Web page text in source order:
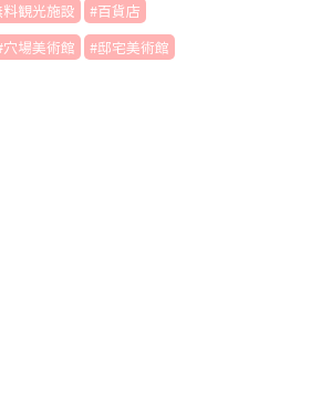
料観光施設
百貨店
穴場美術館
邸宅美術館